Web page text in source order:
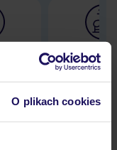
O plikach cookies
biuro
30 lat w